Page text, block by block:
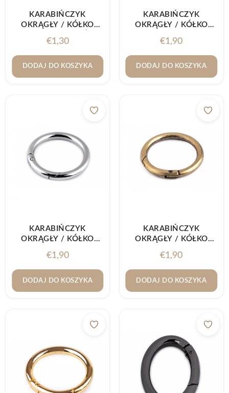
KARABIŃCZYK
OKRĄGŁY / KÓŁKO
ODCIEŃ)
€1,30
DODAJ DO KOSZYKA
KARABIŃCZYK
OKRĄGŁY / KÓŁKO
NIKIEL
€1,90
DODAJ DO KOSZYKA
KARABIŃCZYK
OKRĄGŁY / KÓŁKO
€1,90
DODAJ DO KOSZYKA
KARABIŃCZYK
OKRĄGŁY / KÓŁKO
€1,90
DODAJ DO KOSZYKA